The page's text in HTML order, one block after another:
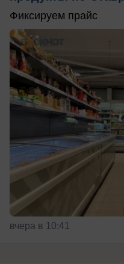
Фиксируем прайс
вчера в 10:41